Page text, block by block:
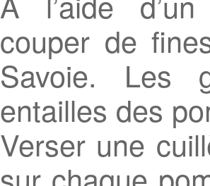
couper de
Savoie. Les
entailles des
Verser une